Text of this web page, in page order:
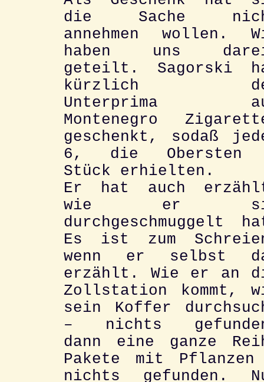
die Sache
annehmen wollen.
haben uns
geteilt. Sagorski
kürzlich
Unterprima
Montenegro
geschenkt, sodaß
6, die Obersten
Stück erhielten.
Er hat auch
wie er
durchgeschmuggelt
Es ist zum
wenn er selbst
erzählt. Wie er an
Zollstation kommt,
sein Koffer
– nichts
dann eine ganze
Pakete mit
nichts gefunden.